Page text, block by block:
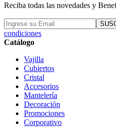
Reciba todas las novedades y
condiciones
Catálogo
Vajilla
Cubiertos
Cristal
Accesorios
Mantelería
Decoración
Promociones
Corporativo